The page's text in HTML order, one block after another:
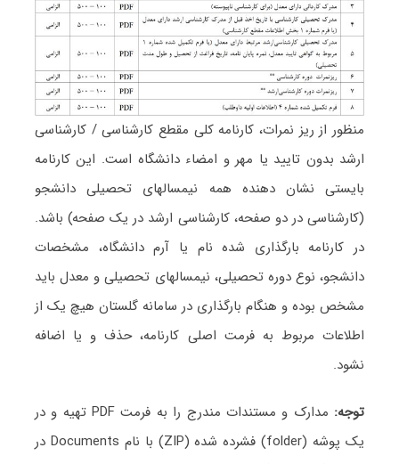
منظور از ریز نمرات، کارنامه کلی مقطع کارشناسی / کارشناسی
ارشد بدون تایید یا مهر و امضاء دانشگاه است. این کارنامه
بایستی نشان دهنده همه نیمسالهای تحصیلی دانشجو
(کارشناسی در دو صفحه، کارشناسی ارشد در یک صفحه) باشد.
در کارنامه بارگذاری شده نام یا آرم دانشگاه، مشخصات
دانشجو، نوع دوره تحصیلی، نیمسالهای تحصیلی و معدل باید
مشخص بوده و هنگام بارگذاری در سامانه گلستان هیچ یک از
اطلاعات مربوط به فرمت اصلی کارنامه، حذف و یا اضافه
نشود.
توجه:
مدارک و مستندات مندرج را به فرمت PDF تهیه و در
یک پوشه (folder) فشرده شده (ZIP) با نام Documents در